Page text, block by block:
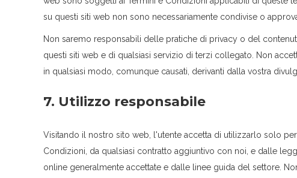
su questi siti web non sono necessariamente condivise o
Non saremo responsabili delle pratiche di privacy o del
questi siti web e di qualsiasi servizio di terzi collegato. Non
in qualsiasi modo, comunque causati, derivanti dalla vostra
7. Utilizzo responsabile
Visitando il nostro sito web, l'utente accetta di utilizzarlo solo
Condizioni, da qualsiasi contratto aggiuntivo con noi, e dalle
online generalmente accettate e dalle linee guida del settore.